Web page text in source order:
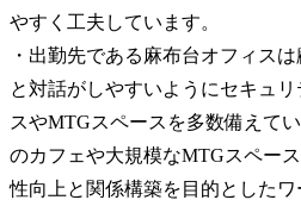
やすく工夫しています。
・出勤先である麻布台オフィス
と対話がしやすいようにセキュ
スやMTGスペースを多数備えて
のカフェや大規模なMTGスペー
性向上と関係構築を目的とした